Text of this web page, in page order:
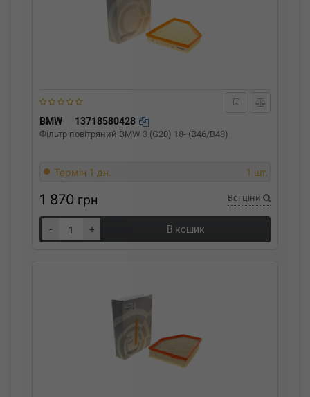
BMW 13718580428
Фільтр повітряний BMW 3 (G20) 18- (B46/B48)
Термін 1 дн. 1 шт.
1 870 грн Всі ціни
- + В кошик